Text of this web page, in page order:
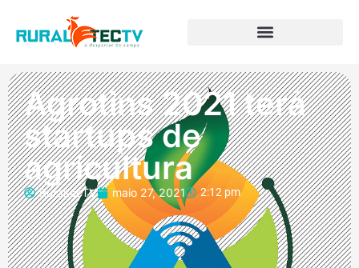
Agrotins 2021 terá
startups de
agricultura
RuraltecTV maio 27, 2021 2:12 pm